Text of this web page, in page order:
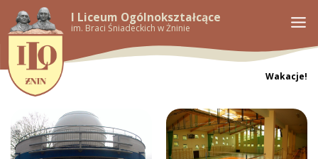
I Liceum Ogólnokształcące
im. Braci Śniadeckich w Żninie
Wakacje!